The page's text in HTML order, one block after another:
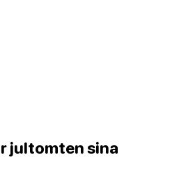
jultomten sina